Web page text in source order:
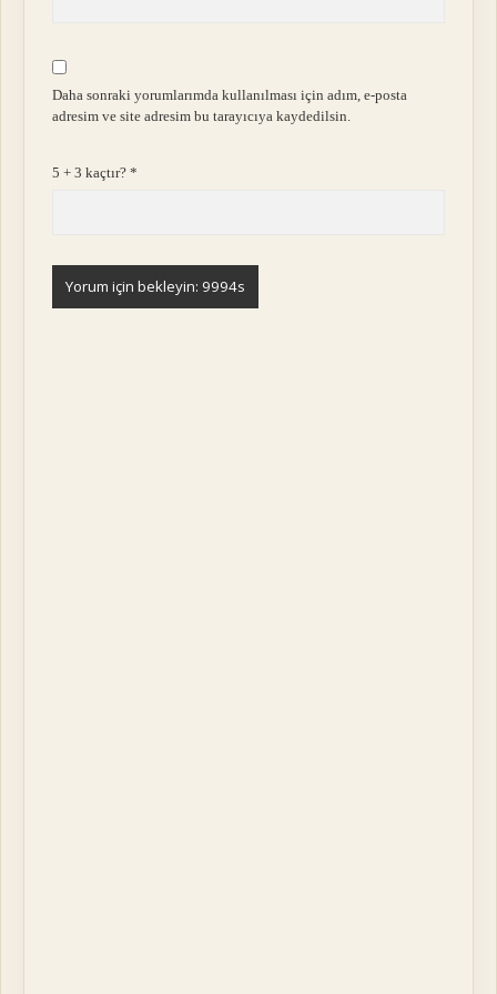
Daha sonraki yorumlarımda kullanılması için adım, e-posta
adresim ve site adresim bu tarayıcıya kaydedilsin.
5 + 3 kaçtır?*